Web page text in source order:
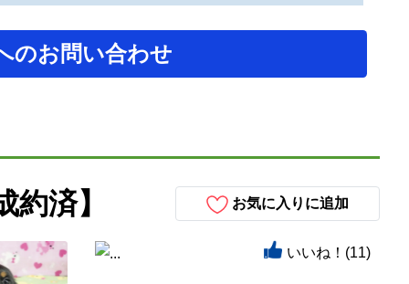
のお問い合わせ
済】 お気に入りに追加
いいね！(11)